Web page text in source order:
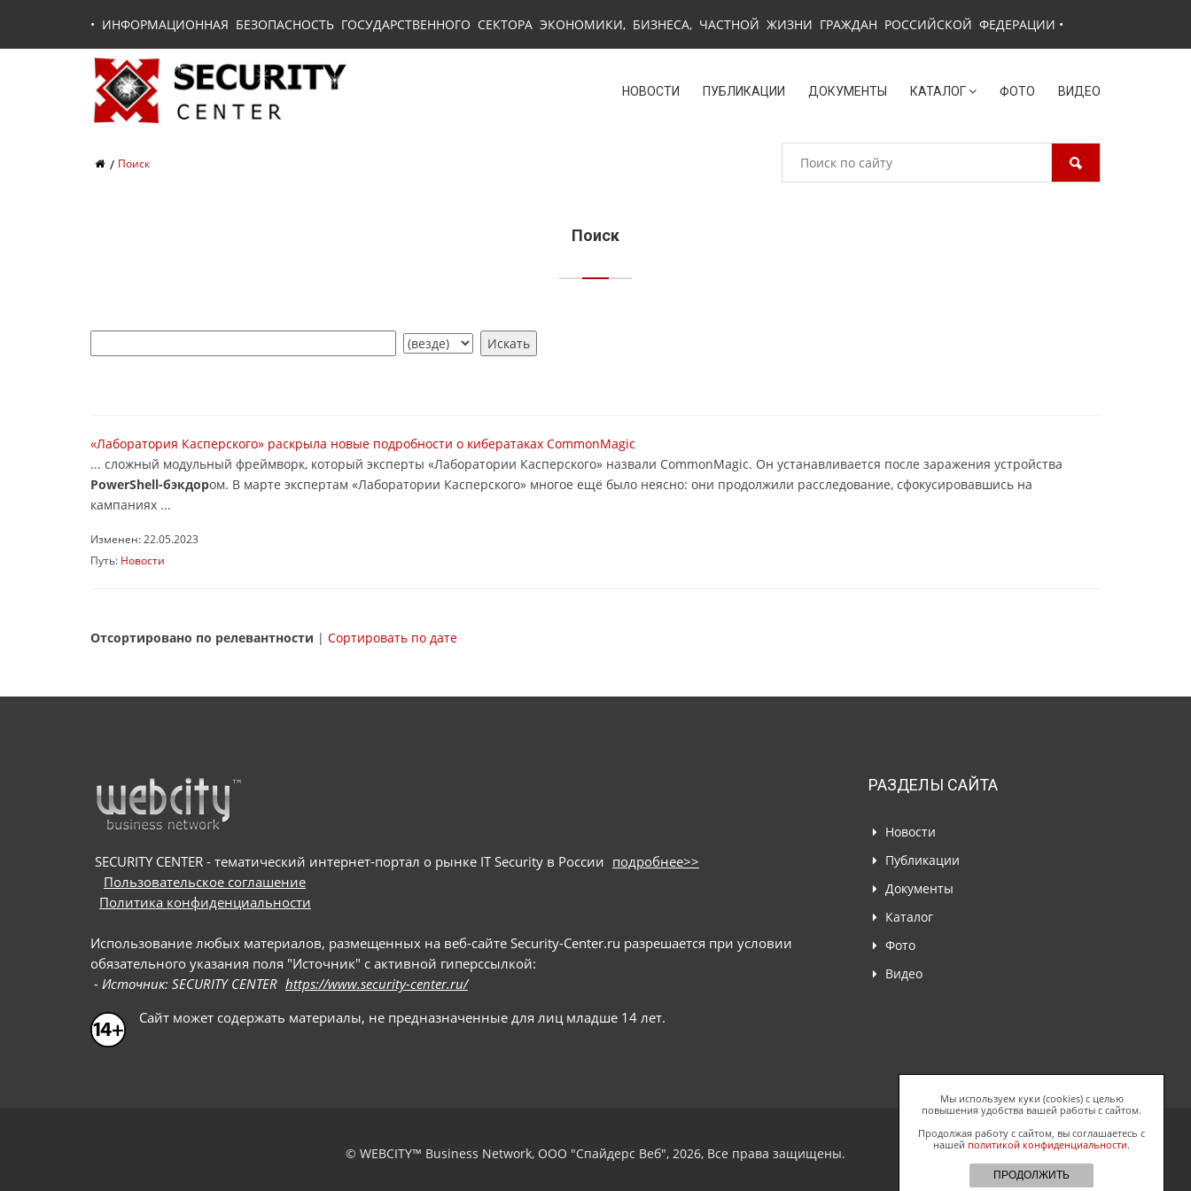
• ИНФОРМАЦИОННАЯ БЕЗОПАСНОСТЬ ГОСУДАРСТВЕННОГО СЕКТОРА ЭКОНОМИКИ, БИЗНЕСА, ЧАСТНОЙ ЖИЗНИ ГРАЖДАН РОССИЙСКОЙ ФЕДЕРАЦИИ •
НОВОСТИ ПУБЛИКАЦИИ ДОКУМЕНТЫ КАТАЛОГ ФОТО ВИДЕО
Поиск
Поиск
«Лаборатория Касперского» раскрыла новые подробности о кибератаках CommonMagic
... сложный модульный фреймворк, который эксперты «Лаборатории Касперского» назвали CommonMagic. Он устанавливается после заражения устройства
PowerShell-бэкдором. В марте экспертам «Лаборатории Касперского» многое ещё было неясно: они продолжили расследование, сфокусировавшись на
кампаниях ...
Изменен: 22.05.2023
Путь: Новости
Отсортировано по релевантности | Сортировать по дате
SECURITY CENTER - тематический интернет-портал о рынке IT Security в России подробнее>>
Пользовательское соглашение
Политика конфиденциальности
Использование любых материалов, размещенных на веб-сайте Security-Center.ru разрешается при условии
обязательного указания поля "Источник" с активной гиперссылкой:
- Источник: SECURITY CENTER https://www.security-center.ru/
Сайт может содержать материалы, не предназначенные для лиц младше 14 лет.
РАЗДЕЛЫ САЙТА
Новости
Публикации
Документы
Каталог
Фото
Видео
© WEBCITY™ Business Network, ООО "Спайдерс Веб", 2026, Все права защищены.
Мы используем куки (cookies) с целью
повышения удобства вашей работы с сайтом.
Продолжая работу с сайтом, вы соглашаетесь с
нашей политикой конфиденциальности.
ПРОДОЛЖИТЬ